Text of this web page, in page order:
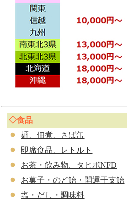
◇食品
麺、佃煮、さば缶
即席食品、レトルト
お茶・飲み物、タヒボNFD
お菓子・のど飴・開運干支飴
塩・だし・調味料